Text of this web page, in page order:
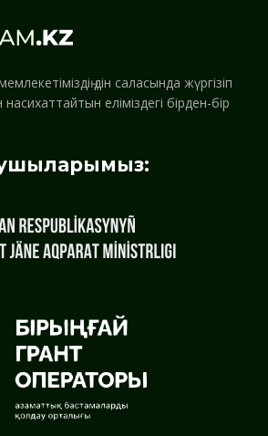
дін саласында жүргізіп
еліміздегі бірден-бір